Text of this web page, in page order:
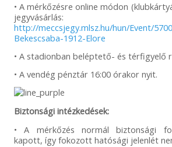
• A mérkőzésre online módon
jegyvásárlás:
http://meccsjegy.mlsz.hu/hun/Event/
Bekescsaba-1912-Elore
• A stadionban beléptető- és térfigyelő
• A vendég pénztár 16:00 órakor nyit.
Biztonsági intézkedések:
• A mérkőzés normál biztonsági
kapott, így fokozott hatósági jelenlét